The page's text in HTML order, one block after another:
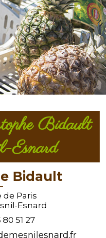
Bidault
Esnard
Bidault
de Paris
Esnard
80 51 27